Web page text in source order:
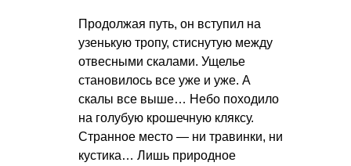
Продолжая путь, он вступил на
узенькую тропу, стиснутую между
отвесными скалами. Ущелье
становилось все уже и уже. А
скалы все выше… Небо походило
на голубую крошечную кляксу.
Странное место — ни травинки, ни
кустика… Лишь природное